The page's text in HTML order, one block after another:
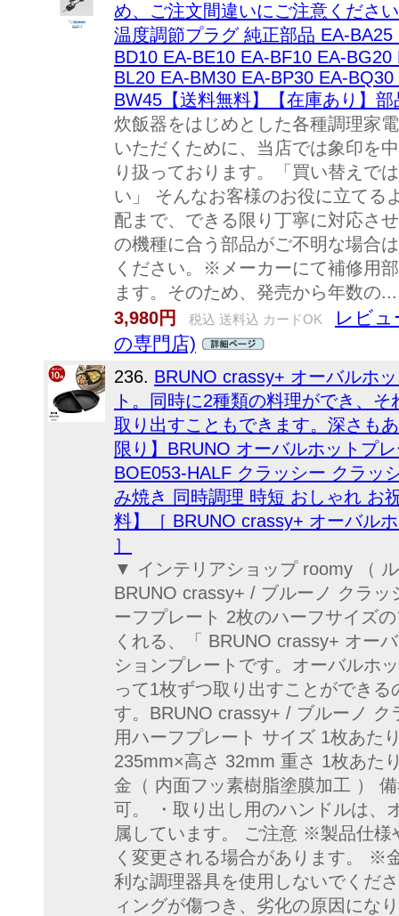
め、ご注文間違いにご注意くださ
温度調節プラグ 純正部品 EA-
BD10 EA-BE10 EA-BF10 EA-
BL20 EA-BM30 EA-BP30 EA-
BW45【送料無料】【在庫あり】
炊飯器をはじめとした各種調理家
いただくために、当店では象印を
り扱っております。「買い替えで
い」 そんなお客様のお役に立てる
配まで、できる限り丁寧に対応さ
の機種に合う部品がご不明な場合
ください。※メーカーにて補修用
ます。そのため、発売から年数の...
3,980円
税込 送料込 カードOK
レビュ
の専門店)
236. BRUNO crassy+ オーバルホ
ト。同時に2種類の料理ができ、
取り出すこともできます。深さも
限り】BRUNO オーバルホットプ
BOE053-HALF クラッシー クラッ
み焼き 同時調理 時短 おしゃれ お
料】［ BRUNO crassy+ オーバル
］
▼ インテリアショップ roomy （
BRUNO crassy+ / ブルーノ クラ
ーフプレート 2枚のハーフサイズ
くれる、「 BRUNO crassy+ オー
ションプレートです。オーバルホ
って1枚ずつ取り出すことができ
す。BRUNO crassy+ / ブルーノ
用ハーフプレート サイズ 1枚あた
235mm×高さ 32mm 重さ 1枚あた
金（ 内面フッ素樹脂塗膜加工 ）
可。 ・取り出し用のハンドルは、
属しています。 ご注意 ※製品仕様
く変更される場合があります。 ※
利な調理器具を使用しないでくだ
ィングが傷つき、劣化の原因にな